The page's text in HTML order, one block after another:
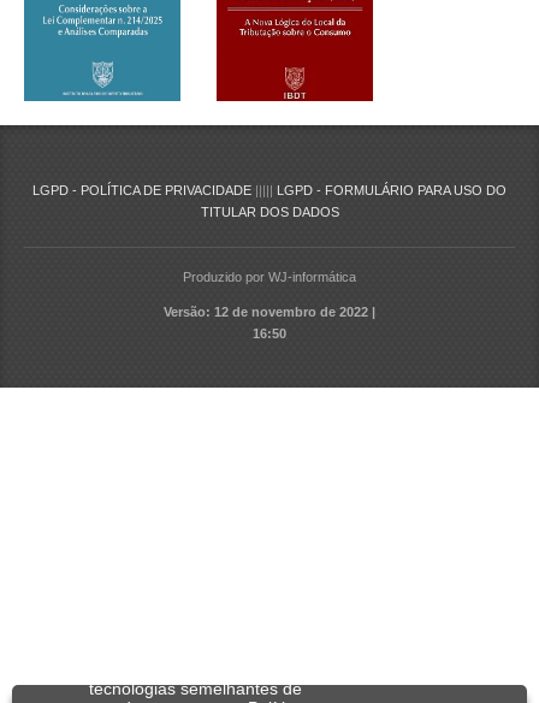
tecnologias semelhantes de
LGPD - POLÍTICA DE PRIVACIDADE ||||| LGPD - FORMULÁRIO PARA USO DO
TITULAR DOS DADOS
Produzido por WJ-informática
Versão: 12 de novembro de 2022 |
16:50